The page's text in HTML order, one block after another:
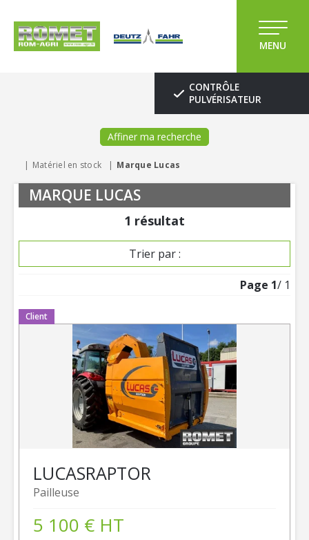
MENU
CONTRÔLE
PULVÉRISATEUR
Affiner ma recherche
Matériel en stock Marque Lucas
MARQUE LUCAS
1 résultat
Trier par :
Page 1/ 1
Client
Pailleuse
LUCASRAPTOR
5 100 € HT